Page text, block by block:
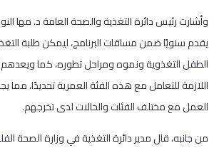
وأشارت رئيس دائرة التغذية والصحة العامة د. مها
يقدم سنويًا ضمن مساقات البرنامج، ليمكن طلبة
الطفل التغذوية ونموه ومراحل تطوره، كما ويعدهم
اللازمة للتعامل مع هذه الفئة العمرية تحديدًا، مما
العمل مع مختلف الفئات والحالات لدى تخرجهم.
من جانبه، قال مدير دائرة التغذية في وزارة الصحة